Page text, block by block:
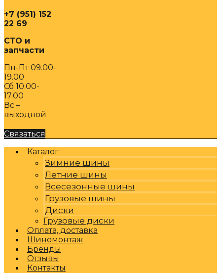
+7 (951) 152
22 69
СТО и
запчасти
Пн-Пт 09.00-
19.00
Сб 10.00-
17.00
Вс –
выходной
Связаться
Каталог
Зимние шины
Летние шины
Всесезонные шины
Грузовые шины
Диски
Грузовые диски
Оплата, доставка
Шиномонтаж
Бренды
Отзывы
Контакты